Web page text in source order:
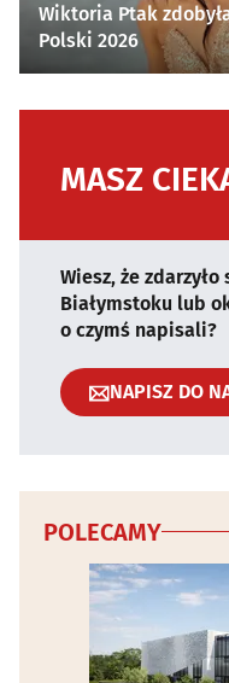
Wiktoria Ptak
Polski 2026
MASZ
Wiesz, że
Białymstoku lub
o czymś napisali?
NAPISZ DO
POLECAMY